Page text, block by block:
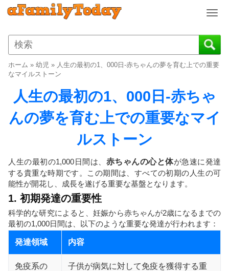
T
g
g
e
a
i
g
i
o
ホーム » 幼児 » 人生の最初の1、000日-赤ちゃんの夢を育む上での重要
なマイルストーン
人生の最初の1、000日-赤ちゃ
んの夢を育む上での重要なマイ
ルストーン
人生の最初の1,000日間は、 赤ちゃんの心と体が急速に発達
する貴重な時期です。この期間は、すべての初期の人生の可
能性が開花し、成長を遂げる重要な基盤となります。
1. 初期発達の重要性
科学的な研究によると、妊娠から赤ちゃんが2歳になるまでの
最初の1,000日間は、以下のような重要な発達が行われます：
発達領域 内容
免疫系の
子供が病気に対して免疫を獲得する重